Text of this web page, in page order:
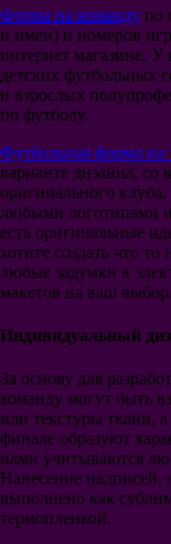
Новая форма
ЧМ 2026
Женская
Ретро
Форма на команду по
и имен) и номеров
интернет магазине. У
детских футбольных
и взрослых
по футболу.
Футбольная форма на
варианте дизайна,
оригинального
любыми логотипами
есть оригинальные
хотите создать что
любые задумки в
макетов на ваш выбор.
Индивидуальный
За основу для
команду могут быть
или текстуры ткани,
финале образуют
нами учитываются
Нанесение надписей,
выполнено как
термопленкой.